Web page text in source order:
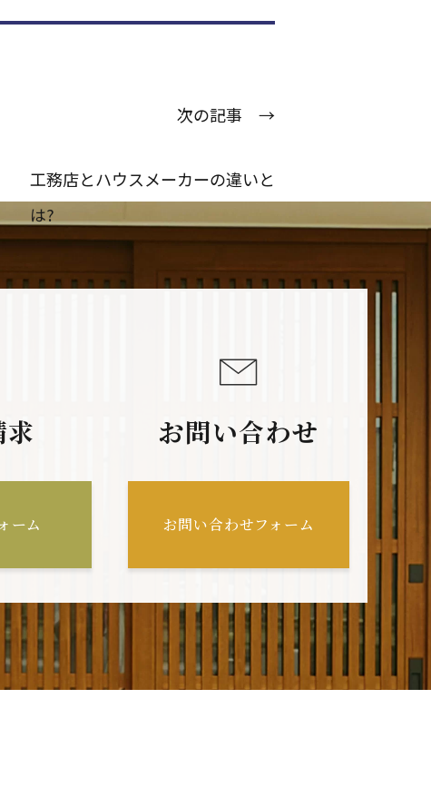
次の記事 →
工務店とハウスメーカーの違いと
は?
ーム
お問い合わせ
お問い合わせフォーム